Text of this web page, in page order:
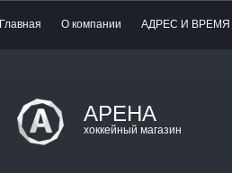
Главная О компании АДРЕС И ВРЕМЯ
АРЕНА
хоккейный магазин